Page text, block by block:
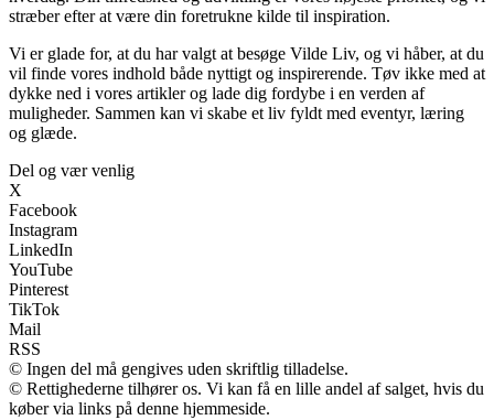
stræber efter at være din foretrukne kilde til inspiration.
Vi er glade for, at du har valgt at besøge Vilde Liv, og vi håber, at du
vil finde vores indhold både nyttigt og inspirerende. Tøv ikke med at
dykke ned i vores artikler og lade dig fordybe i en verden af
muligheder. Sammen kan vi skabe et liv fyldt med eventyr, læring
og glæde.
Del og vær venlig
X
Facebook
Instagram
LinkedIn
YouTube
Pinterest
TikTok
Mail
RSS
© Ingen del må gengives uden skriftlig tilladelse.
© Rettighederne tilhører os. Vi kan få en lille andel af salget, hvis du
køber via links på denne hjemmeside.